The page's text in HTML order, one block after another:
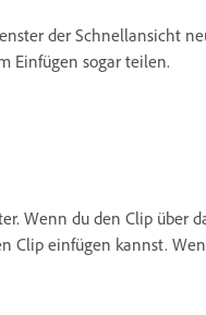
der Schnellansicht
Einfügen sogar teilen.
Wenn du den Clip über
einfügen kannst.